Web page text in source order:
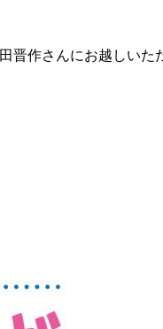
作さんにお越しい